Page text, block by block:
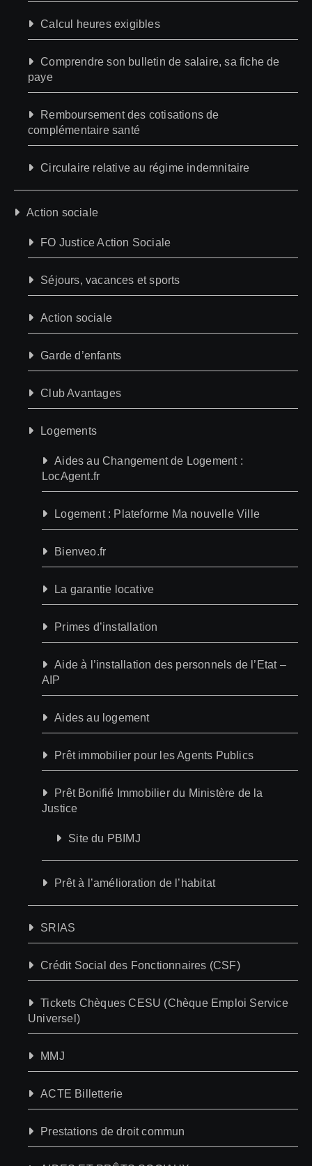
Calcul heures exigibles
Comprendre son bulletin de salaire, sa fiche de
paye
Remboursement des cotisations de
complémentaire santé
Circulaire relative au régime indemnitaire
Action sociale
FO Justice Action Sociale
Séjours, vacances et sports
Action sociale
Garde d’enfants
Club Avantages
Logements
Aides au Changement de Logement :
LocAgent.fr
Logement : Plateforme Ma nouvelle Ville
Bienveo.fr
La garantie locative
Primes d’installation
Aide à l’installation des personnels de l’Etat –
AIP
Aides au logement
Prêt immobilier pour les Agents Publics
Prêt Bonifié Immobilier du Ministère de la
Justice
Site du PBIMJ
Prêt à l’amélioration de l’habitat
SRIAS
Crédit Social des Fonctionnaires (CSF)
Tickets Chèques CESU (Chèque Emploi Service
Universel)
MMJ
ACTE Billetterie
Prestations de droit commun